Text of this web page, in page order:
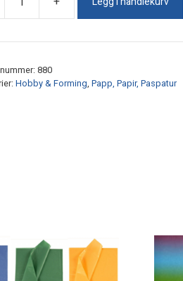
880
Hobby & Forming, Papp, Papir, Paspatur